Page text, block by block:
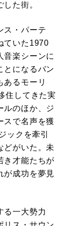
た街。
ス・パーテ
ていた1970
音楽シーンに
とになるバン
あるモーリ
住してきた実
ルのほか、ジ
スで名声を獲
ックを牽引
どがいた。未
き才能たちが
が成功を夢見
る一大勢力